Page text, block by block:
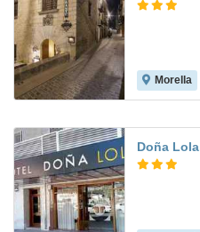
Morella
Doña Lola